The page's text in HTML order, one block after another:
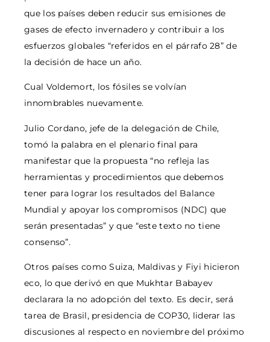
que los países deben reducir sus emisiones de
gases de efecto invernadero y contribuir a los
esfuerzos globales “referidos en el párrafo 28” de
la decisión de hace un año.
Cual Voldemort, los fósiles se volvían
innombrables nuevamente.
Julio Cordano, jefe de la delegación de Chile,
tomó la palabra en el plenario final para
manifestar que la propuesta “no refleja las
herramientas y procedimientos que debemos
tener para lograr los resultados del Balance
Mundial y apoyar los compromisos (NDC) que
serán presentadas” y que “este texto no tiene
consenso”.
Otros países como Suiza, Maldivas y Fiyi hicieron
eco, lo que derivó en que Mukhtar Babayev
declarara la no adopción del texto. Es decir, será
tarea de Brasil, presidencia de COP30, liderar las
discusiones al respecto en noviembre del próximo